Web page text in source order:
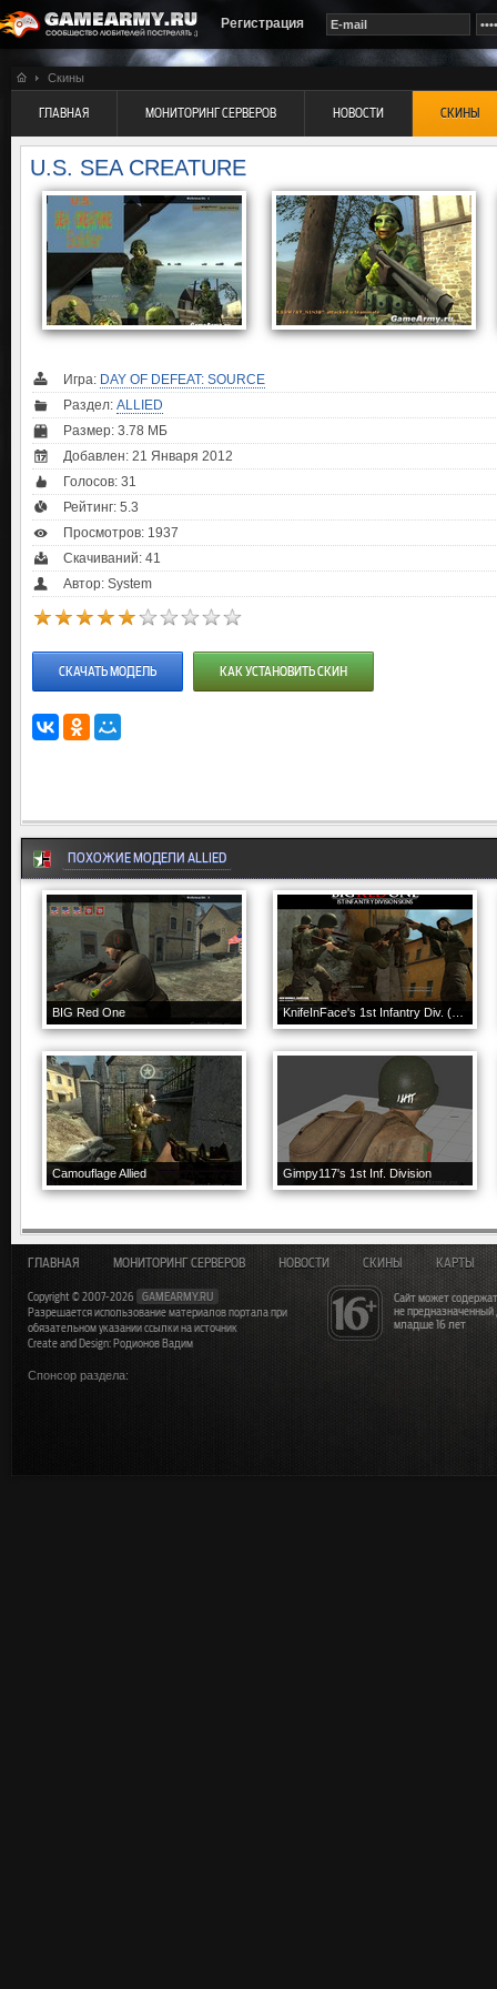
Регистрация
Скины
ГЛАВНАЯ МОНИТОРИНГ СЕРВЕРОВ НОВОСТИ СКИНЫ
U.S. SEA CREATURE
Игра: DAY OF DEFEAT: SOURCE
Раздел: ALLIED
Размер: 3.78 МБ
Добавлен: 21 Января 2012
Голосов: 31
Рейтинг: 5.3
Просмотров: 1937
Скачиваний: 41
Автор: System
СКАЧАТЬ МОДЕЛЬ КАК УСТАНОВИТЬ СКИН
ПОХОЖИЕ МОДЕЛИ ALLIED
BIG Red One
Camouflage Allied Gimpy117's 1st Inf. Division
Сайт может
не
младше 16 лет
ГЛАВНАЯ МОНИТОРИНГ СЕРВЕРОВ НОВОСТИ СКИНЫ КАРТЫ
Copyright © 2007-2026
GAMEARMY.RU
Разрешается использование материалов портала при
обязательном указании ссылки на источник
Create and Design: Родионов Вадим
Спонсор раздела: